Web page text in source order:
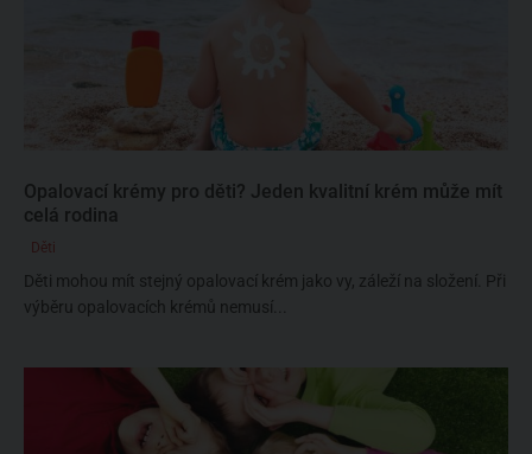
Opalovací krémy pro děti? Jeden kvalitní krém může mít
celá rodina
Děti
Děti mohou mít stejný opalovací krém jako vy, záleží na složení. Při
výběru opalovacích krémů nemusí...